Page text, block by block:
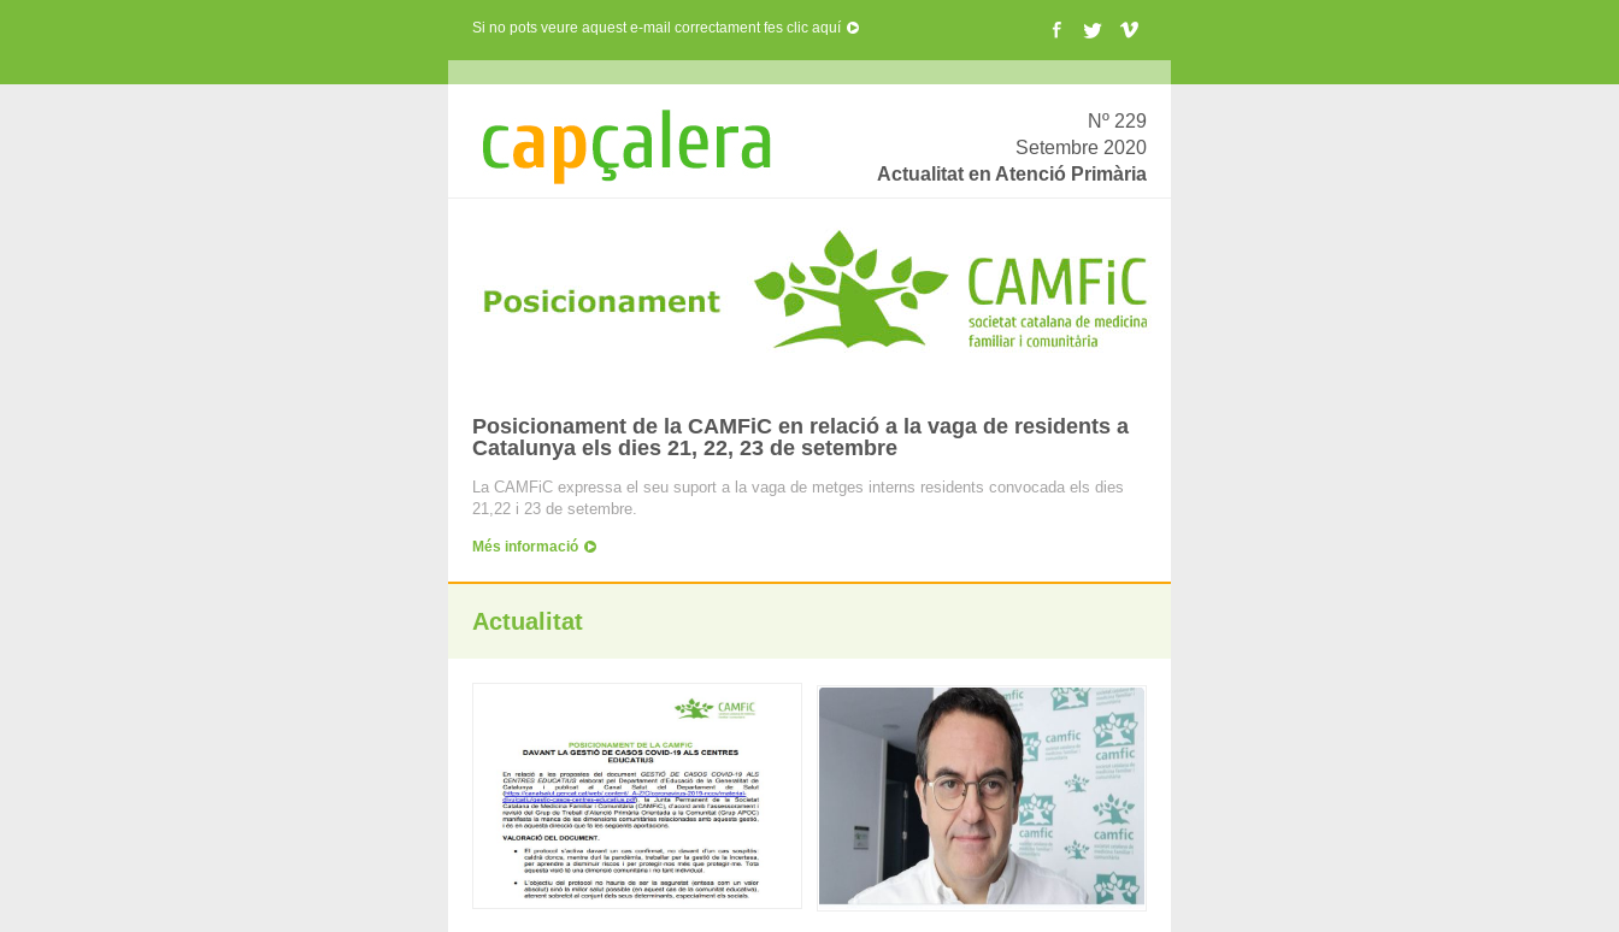
Si no pots veure aquest e-mail correctament fes clic aquí
Nº 229
Setembre 2020
Actualitat en Atenció Primària
Posicionament de la CAMFiC en relació a la vaga de residents a
Catalunya els dies 21, 22, 23 de setembre
La CAMFiC expressa el seu suport a la vaga de metges interns residents convocada els dies
21,22 i 23 de setembre.
Més informació
Actualitat